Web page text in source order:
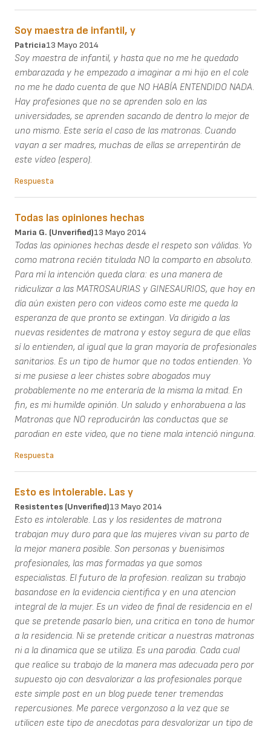
Soy maestra de infantil, y
Patricia13 Mayo 2014
Soy maestra de infantil, y hasta que no me he quedado
embarazada y he empezado a imaginar a mi hijo en el cole
no me he dado cuenta de que NO HABÍA ENTENDIDO NADA.
Hay profesiones que no se aprenden solo en las
universidades, se aprenden sacando de dentro lo mejor de
uno mismo. Este sería el caso de las matronas. Cuando
vayan a ser madres, muchas de ellas se arrepentirán de
este vídeo (espero).
Respuesta
Todas las opiniones hechas
Maria G. (unverified)13 Mayo 2014
Todas las opiniones hechas desde el respeto son válidas. Yo
como matrona recién titulada NO la comparto en absoluto.
Para mí la intención queda clara: es una manera de
ridiculizar a las MATROSAURIAS y GINESAURIOS, que hoy en
día aún existen pero con videos como este me queda la
esperanza de que pronto se extingan. Va dirigido a las
nuevas residentes de matrona y estoy segura de que ellas
sí lo entienden, al igual que la gran mayoría de profesionales
sanitarios. Es un tipo de humor que no todos entienden. Yo
si me pusiese a leer chistes sobre abogados muy
probablemente no me enteraría de la misma la mitad. En
fin, es mi humilde opinión. Un saludo y enhorabuena a las
Matronas que NO reproducirán las conductas que se
parodian en este video, que no tiene mala intenció ninguna.
Respuesta
Esto es intolerable. Las y
Resistentes (unverified)13 Mayo 2014
Esto es intolerable. Las y los residentes de matrona
trabajan muy duro para que las mujeres vivan su parto de
la mejor manera posible. Son personas y buenisimos
profesionales, las mas formadas ya que somos
especialistas. El futuro de la profesion. realizan su trabajo
basandose en la evidencia cientifica y en una atencion
integral de la mujer. Es un video de final de residencia en el
que se pretende pasarlo bien, una critica en tono de humor
a la residencia. Ni se pretende criticar a nuestras matronas
ni a la dinamica que se utiliza. Es una parodia. Cada cual
que realice su trabajo de la manera mas adecuada pero por
supuesto ojo con desvalorizar a las profesionales porque
este simple post en un blog puede tener tremendas
repercusiones. Me parece vergonzoso a la vez que se
utilicen este tipo de anecdotas para desvalorizar un tipo de